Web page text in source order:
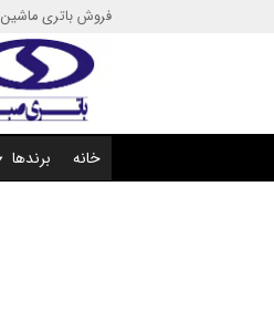
فروش باتری ماشین
خانه برندها